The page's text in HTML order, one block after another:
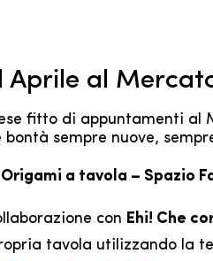
Aprile al
fitto di appuntamenti
sempre nuove,
Origami a tavola – Spazio
con Ehi! Che
tavola utilizzando la